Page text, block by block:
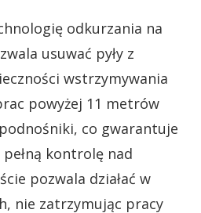
odkurzania na
usuwać pyły z
wstrzymywania
powyżej 11 metrów
co gwarantuje
kontrolę nad
pozwala działać w
nie zatrzymując pracy